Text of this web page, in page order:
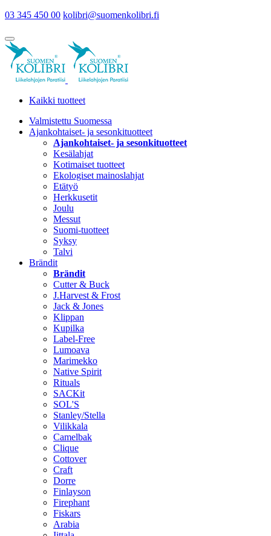
03 345 450 00 kolibri@suomenkolibri.fi
Kaikki tuotteet
Valmistettu Suomessa
Ajankohtaiset- ja sesonkituotteet
Ajankohtaiset- ja sesonkituotteet
Kesälahjat
Kotimaiset tuotteet
Ekologiset mainoslahjat
Etätyö
Herkkusetit
Joulu
Messut
Suomi-tuotteet
Syksy
Talvi
Brändit
Brändit
Cutter & Buck
J.Harvest & Frost
Jack & Jones
Klippan
Kupilka
Label-Free
Lumoava
Marimekko
Native Spirit
Rituals
SACKit
SOL'S
Stanley/Stella
Vilikkala
Camelbak
Clique
Cottover
Craft
Dorre
Finlayson
Firephant
Fiskars
Arabia